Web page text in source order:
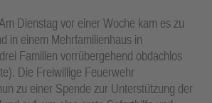
Dienstag vor einer Woche kam es zu
in einem Mehrfamilienhaus in
Familien vorrübergehend obdachlos
Die Freiwillige Feuerwehr
zu einer Spende zur Unterstützung der
U